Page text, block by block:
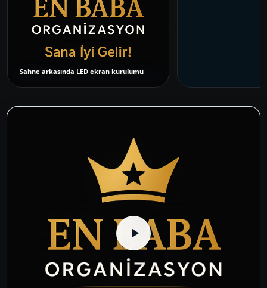
Sahne arkasında LED ekran kurulumu